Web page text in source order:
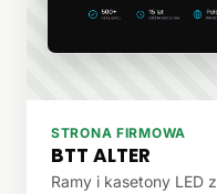
STRONA FIRMOWA
BTT ALTER
Ramy i kasetony LED